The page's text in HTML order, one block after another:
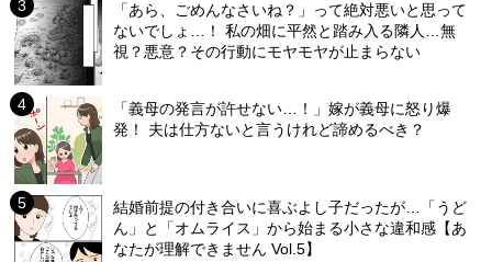
「あら、ごめんなさいね？」って絶対悪いと思って
ないでしょ…！ 私の畑に平然と踏み入る隣人…無
視？悪意？その行動にモヤモヤが止まらない
「義母の発言が許せない…！」嫁が義母に怒り爆
発！ 夫は仕方ないと言うけれど諦めるべき？
結婚前提の付き合いに喜ぶよし子だったが…「うど
ん」と「オムライス」から始まる小さな違和感【あ
なたが理解できません Vol.5】